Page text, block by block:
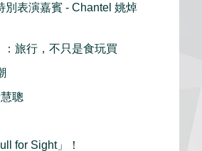
別表演嘉賓 - Chantel 姚焯
旅行，不只是食玩買
聰
for Sight」！